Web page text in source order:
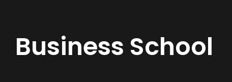
Business School